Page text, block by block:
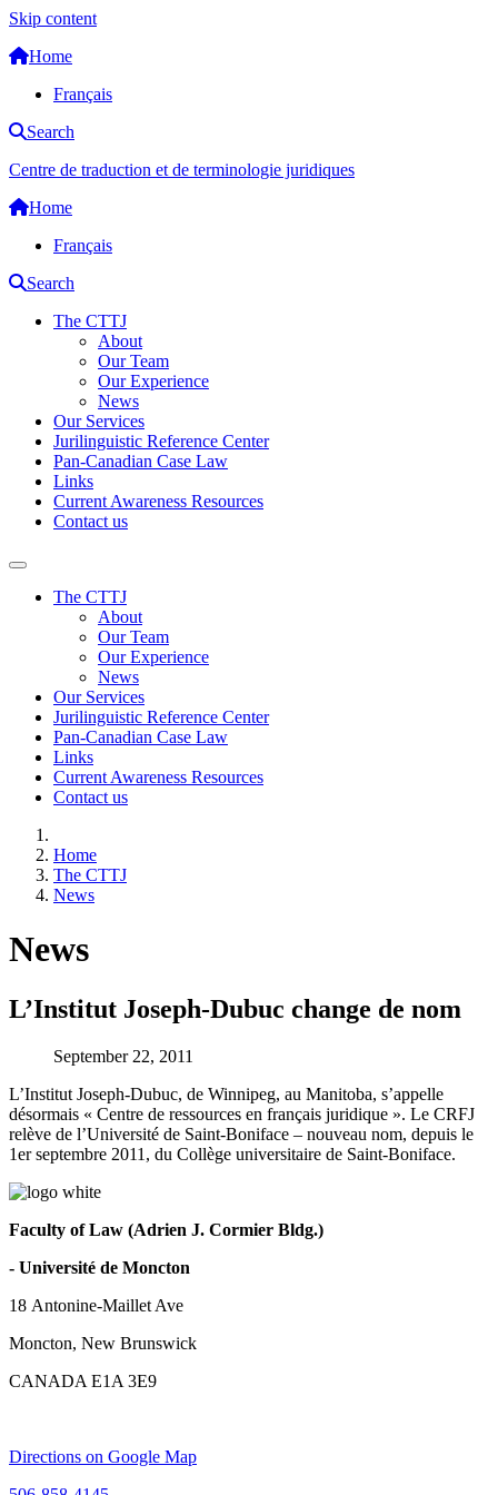
Skip content
Home
Français
Search
Centre de traduction et de terminologie juridiques
Home
Français
Search
The CTTJ
About
Our Team
Our Experience
News
Our Services
Jurilinguistic Reference Center
Pan-Canadian Case Law
Links
Current Awareness Resources
Contact us
The CTTJ
About
Our Team
Our Experience
News
Our Services
Jurilinguistic Reference Center
Pan-Canadian Case Law
Links
Current Awareness Resources
Contact us
Home
The CTTJ
News
News
L’Institut Joseph-Dubuc change de nom
September 22, 2011
L’Institut Joseph-Dubuc, de Winnipeg, au Manitoba, s’appelle
désormais « Centre de ressources en français juridique ». Le CRFJ
relève de l’Université de Saint-Boniface – nouveau nom, depuis le
1er septembre 2011, du Collège universitaire de Saint-Boniface.
Faculty of Law (Adrien J. Cormier Bldg.)
- Université de Moncton
18 Antonine-Maillet Ave
Moncton, New Brunswick
CANADA E1A 3E9
Directions on Google Map